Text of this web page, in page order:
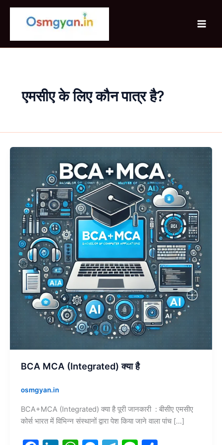
Skip
एमसीए के लिए कौन पात्र है?
BCA MCA (Integrated) क्या है
osmgyan.in
BCA+MCA (Integrated) क्या है पूरी जानकारी : बीसीए एमसीए
कोर्स भारत में विभिन्न संस्थानों द्वारा पेश किया जाने वाला पांच […]
(Integrated)